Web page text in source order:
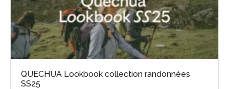
QUECHUA Lookbook collection randonnées
SS25